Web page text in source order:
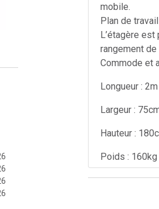
mobile.
Plan de
L’étagère
rangement
Commode et
Longueur : 2m
Largeur :
Hauteur :
Poids : 160kg